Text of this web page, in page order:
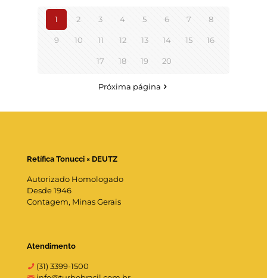
1 2 3 4 5 6 7 8
9 10 11 12 13 14 15 16
17 18 19 20
Próxima página
Retífica Tonucci × DEUTZ
Autorizado Homologado
Desde 1946
Contagem, Minas Gerais
Atendimento
(31) 3399-1500